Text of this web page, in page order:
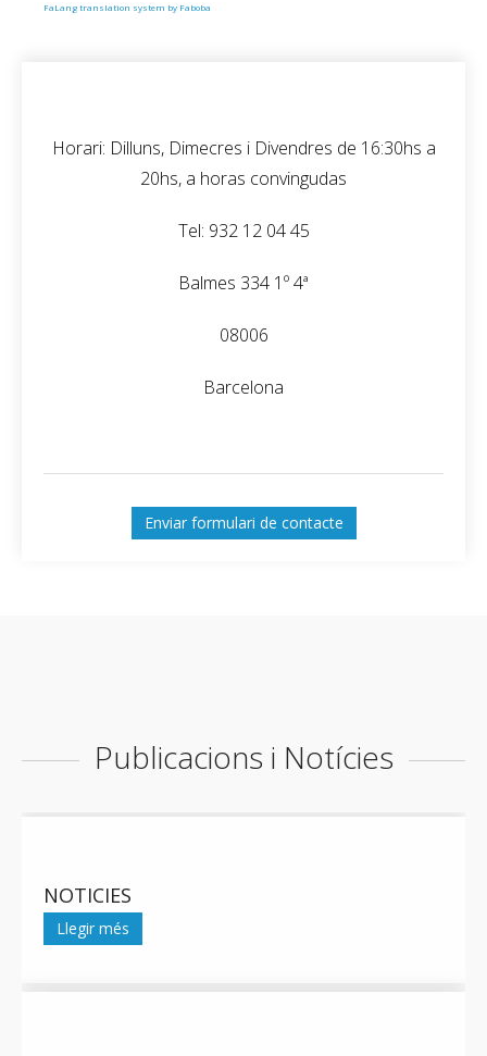
FaLang translation system by Faboba
Horari: Dilluns, Dimecres i Divendres de 16:30hs a
20hs, a horas convingudas
Tel: 932 12 04 45
Balmes 334 1º 4ª
08006
Barcelona
Enviar formulari de contacte
Publicacions i Notícies
NOTICIES
Llegir més